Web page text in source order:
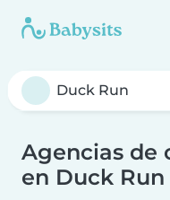
Agencias de
en Duck Run